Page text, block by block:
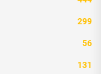
299
56
131